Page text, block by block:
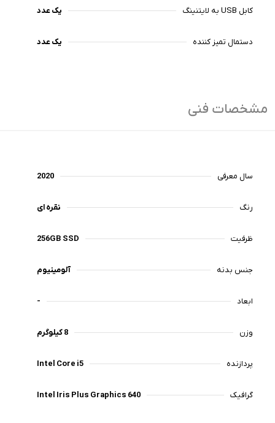
کابل USB به لایتنینگ یک عدد
دستمال تمیز کننده یک عدد
مشخصات فنی
سال معرفی 2020
رنگ‌ نقره ای
ظرفیت 256GB SSD
جنس بدنه آلومینیوم
ابعاد -
وزن 8 کیلوگرم
پردازنده Intel Core i5
گرافیک Intel Iris Plus Graphics 640